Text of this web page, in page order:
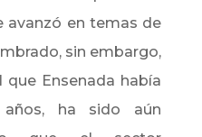
avanzó en temas de
sin embargo,
Ensenada había
ha sido aún